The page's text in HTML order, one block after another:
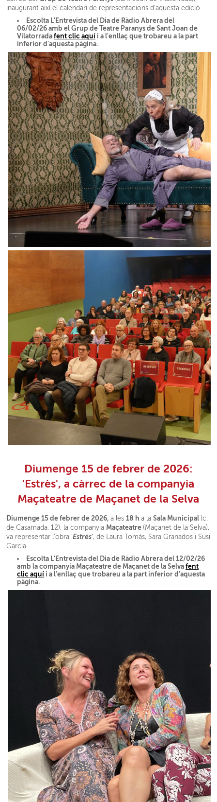
inaugurant així el calendari de representacions d’aquesta edició.
Escolta L'Entrevista del Dia de Ràdio Abrera del
06/02/26 amb el Grup de Teatre Paranys de Sant Joan de
Vilatorradafent clic aquí i a l'enllaç que trobareu a la part
inferior d'aquesta pàgina.
Diumenge 15 de febrer de 2026:
'Estrès', a càrrec de la companyia
Maçateatre de Maçanet de la Selva
Diumenge 15 de febrer de 2026,a les18 ha laSala Municipal (c.
de Casamada, 12), la companyia Maçateatre (Maçanet de la Selva),
va representar l'obra 'Estrès', de Laura Tomàs, Sara Granados i Susi
Garcia.
Escolta L'Entrevista del Dia de Ràdio Abrera del 12/02/26
amb la companyia Maçateatre de Maçanet de la Selvafent
clic aquí i a l'enllaç que trobareu a la part inferior d'aquesta
pàgina.